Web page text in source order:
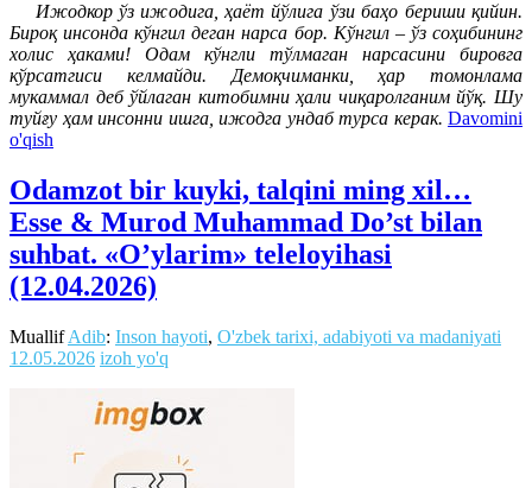
Ижодкор ўз ижодига, ҳаёт йўлига ўзи баҳо бериши қийин.
Бироқ инсонда кўнгил деган нарса бор. Кўнгил – ўз соҳибининг
холис ҳаками! Одам кўнгли тўлмаган нарсасини бировга
кўрсатгиси келмайди. Демоқчиманки, ҳар томонлама
мукаммал деб ўйлаган китобимни ҳали чиқаролганим йўқ. Шу
туйғу ҳам инсонни ишга, ижодга ундаб турса керак. Davomini
o'qish
Odamzot bir kuyki, talqini ming xil…
Esse & Murod Muhammad Do’st bilan
suhbat. «O’ylarim» teleloyihasi
(12.04.2026)
MuallifAdib: Inson hayoti, O'zbek tarixi, adabiyoti va madaniyati
12.05.2026 izoh yo'q